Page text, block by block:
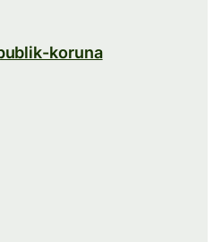
koruna